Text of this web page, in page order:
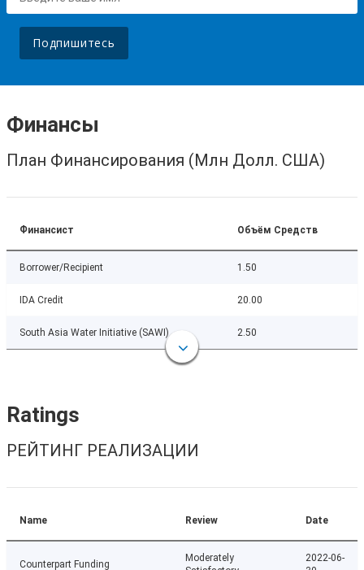
Подпишитесь
Финансы
План Финансирования (Млн Долл. США)
Финансист Объём Средств
Borrower/Recipient 1.50
IDA Credit 20.00
South Asia Water Initiative (SAWI) 2.50
Ratings
РЕЙТИНГ РЕАЛИЗАЦИИ
Name Review Date
Counterpart Funding
Moderately
2022-06-